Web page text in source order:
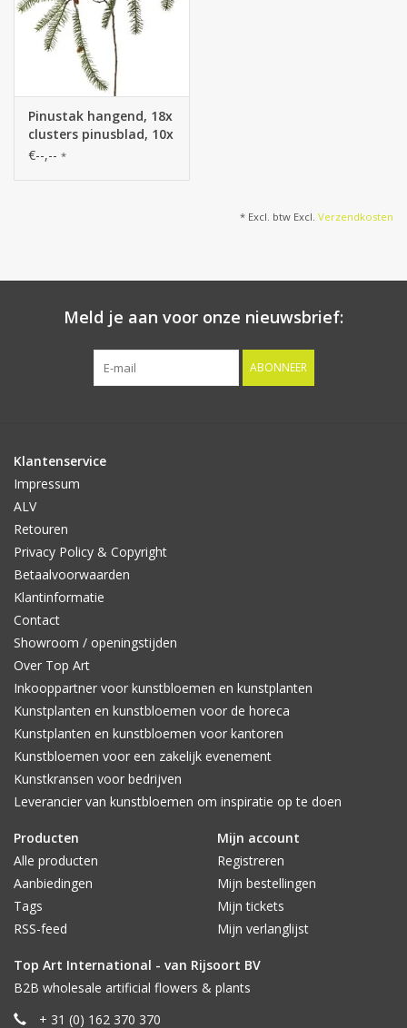
Pinustak hangend, 18x
clusters pinusblad, 10x
plastic dennen, 106cm
€--,-- *
* Excl. btw Excl. Verzendkosten
Meld je aan voor onze nieuwsbrief:
ABONNEER
Klantenservice
Impressum
ALV
Retouren
Privacy Policy & Copyright
Betaalvoorwaarden
Klantinformatie
Contact
Showroom / openingstijden
Over Top Art
Inkooppartner voor kunstbloemen en kunstplanten
Kunstplanten en kunstbloemen voor de horeca
Kunstplanten en kunstbloemen voor kantoren
Kunstbloemen voor een zakelijk evenement
Kunstkransen voor bedrijven
Leverancier van kunstbloemen om inspiratie op te doen
Producten
Alle producten
Aanbiedingen
Tags
RSS-feed
Mijn account
Registreren
Mijn bestellingen
Mijn tickets
Mijn verlanglijst
Top Art International - van Rijsoort BV
B2B wholesale artificial flowers & plants
+ 31 (0) 162 370 370